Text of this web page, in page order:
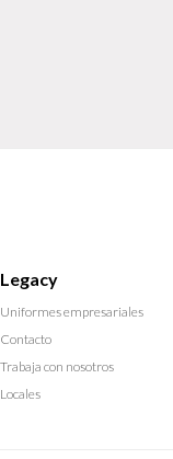
Legacy
Uniformes empresariales
Contacto
Trabaja con nosotros
Locales